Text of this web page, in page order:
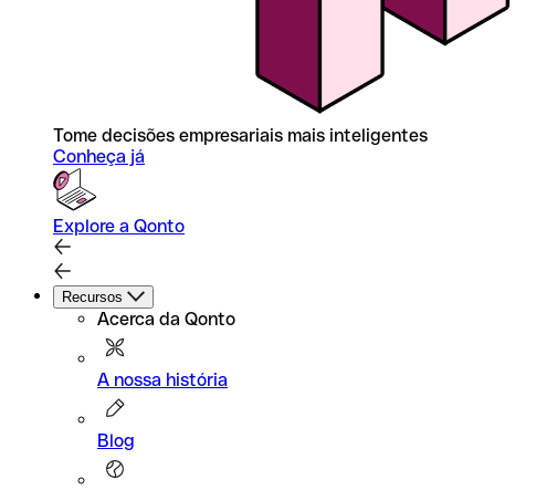
Tome decisões empresariais mais inteligentes
Conheça já
Explore a Qonto
Recursos
Acerca da Qonto
A nossa história
Blog